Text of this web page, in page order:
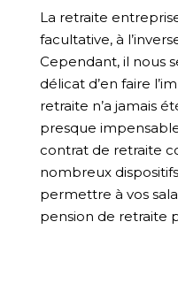
La retraite
facultative, à
Cependant, il nous
délicat d’en faire
retraite n’a jamais
presque
contrat de retraite
nombreux
permettre à vos
pension de retraite